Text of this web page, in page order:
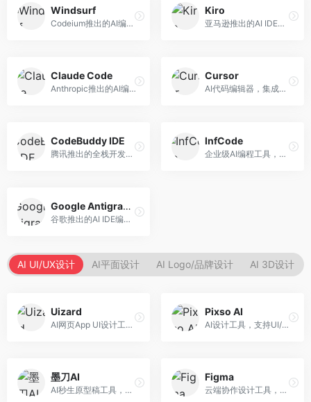
Windsurf
Codeium推出的AI编程工具，专注于代码智能辅助。面向开发者，提供代码补全、代码生成、代码解释等服务，多语言支持完善。
Kiro
亚马逊推出的AI IDE，深度整合AWS云服务。面向AWS开发者，提供代码生成、云服务集成、部署自动化等服务，与AWS生态无缝衔接。
Claude Code
Anthropic推出的AI编程工具，基于Claude模型。面向开发者，提供代码生成、代码审查、调试辅助等服务，代码质量高，推理能力强。
Cursor
AI代码编辑器，集成GPT-4模型，专注于智能编程辅助。面向开发者，提供代码生成、代码解释、错误修复等服务，编程体验流畅，开发效率高。
CodeBuddy IDE
腾讯推出的全栈开发AI IDE，整合腾讯云服务。面向开发者，提供代码生成、调试辅助、部署服务等功能，与腾讯云生态深度整合。
InfCode
企业级AI编程工具，专注于团队协作开发。面向企业开发团队，提供代码生成、代码审查、团队协作等服务，企业级功能完善。
Google Antigravity
谷歌推出的AI IDE编程智能体，整合Google Cloud服务。面向谷歌生态开发者，提供智能编程辅助、云服务集成等功能。
AI UI/UX设计 AI平面设计 AI Logo/品牌设计 AI 3D设计
Uizard
AI网页App UI设计工具，专注于快速界面生成。面向产品经理和设计师，提供线框图转UI、界面生成、设计优化等服务，设计速度快。
Pixso AI
AI设计工具，支持UI/UX设计全流程。面向设计师和产品团队，提供界面生成、设计优化、协作评审等服务，国产替代方案，团队协作便捷。
墨刀AI
AI秒生原型稿工具，专注于快速原型设计。面向产品经理和设计师，提供原型生成、交互设计、团队协作等服务，原型制作效率高。
Figma
云端协作设计工具，整合AI设计辅助功能。面向UI/UX设计师和产品团队，提供界面设计、原型制作、团队协作等服务，协作功能强大，是UI设计领域的标杆产品。